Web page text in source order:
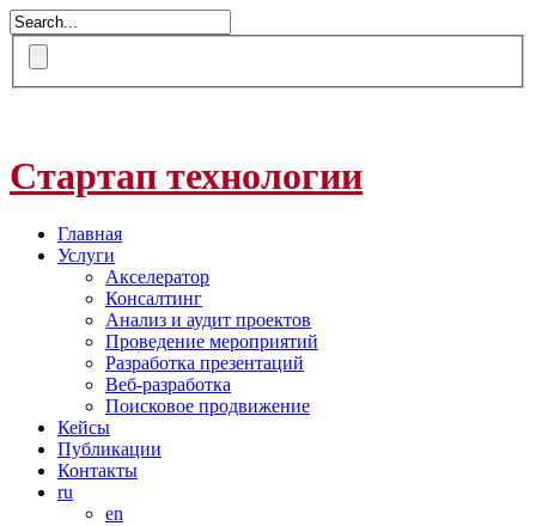
Стартап технологии
Главная
Услуги
Акселератор
Консалтинг
Анализ и аудит проектов
Проведение мероприятий
Разработка презентаций
Веб-разработка
Поисковое продвижение
Кейсы
Публикации
Контакты
ru
en